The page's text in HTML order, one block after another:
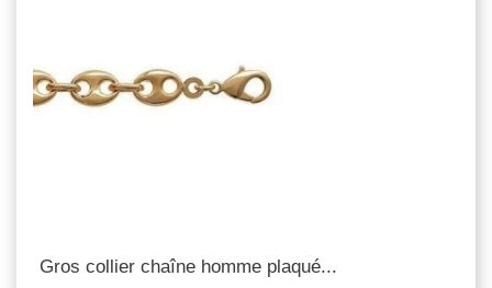
Gros collier chaîne homme plaqué...